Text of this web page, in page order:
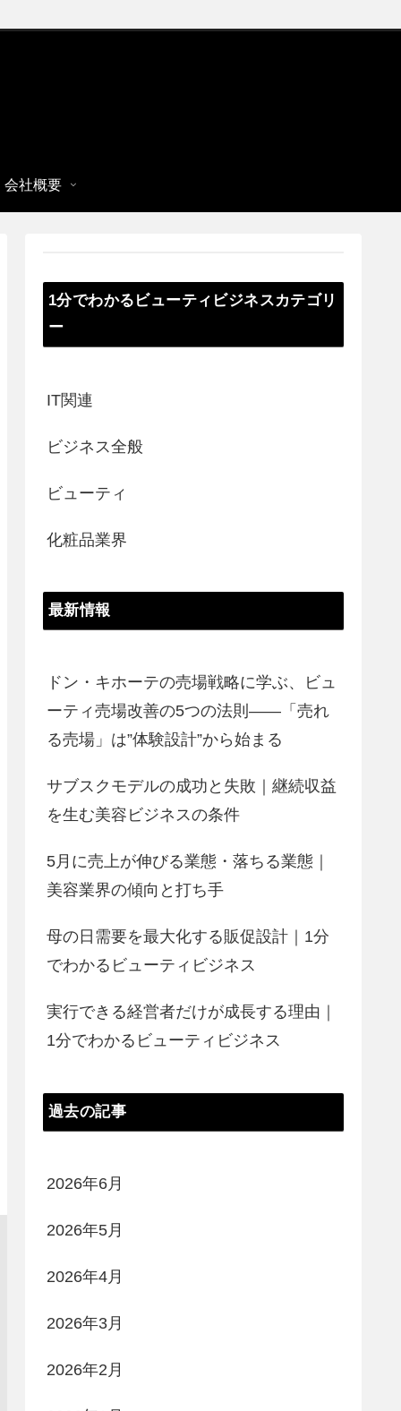
会社概要
1分でわかるビューティビジネスカテゴリ
ー
IT関連
ビジネス全般
ビューティ
化粧品業界
最新情報
ドン・キホーテの売場戦略に学ぶ、ビュ
ーティ売場改善の5つの法則――「売れ
る売場」は”体験設計”から始まる
サブスクモデルの成功と失敗｜継続収益
を生む美容ビジネスの条件
5月に売上が伸びる業態・落ちる業態｜
美容業界の傾向と打ち手
母の日需要を最大化する販促設計｜1分
でわかるビューティビジネス
実行できる経営者だけが成長する理由｜
1分でわかるビューティビジネス
過去の記事
2026年6月
2026年5月
2026年4月
2026年3月
2026年2月